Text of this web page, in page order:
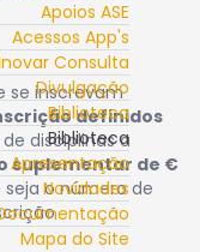
Apoios ASE
Acessos App's
Consulta
Divulgação
Biblioteca
Biblioteca
Apresentação
Novidades
Mapa do Site
se inscrevam
definidos
disciplinas a
suplementar de €
o número de